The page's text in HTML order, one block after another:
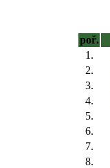
poř.
1.
2.
3.
4.
5.
6.
7.
8.